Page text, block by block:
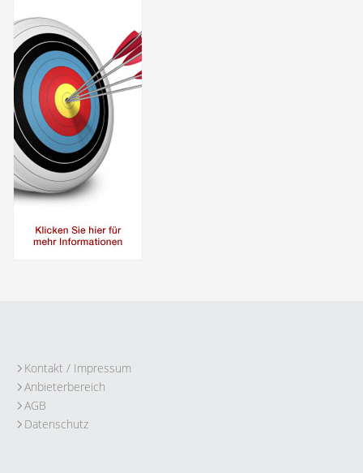
Kontakt / Impressum
Anbieterbereich
AGB
Datenschutz